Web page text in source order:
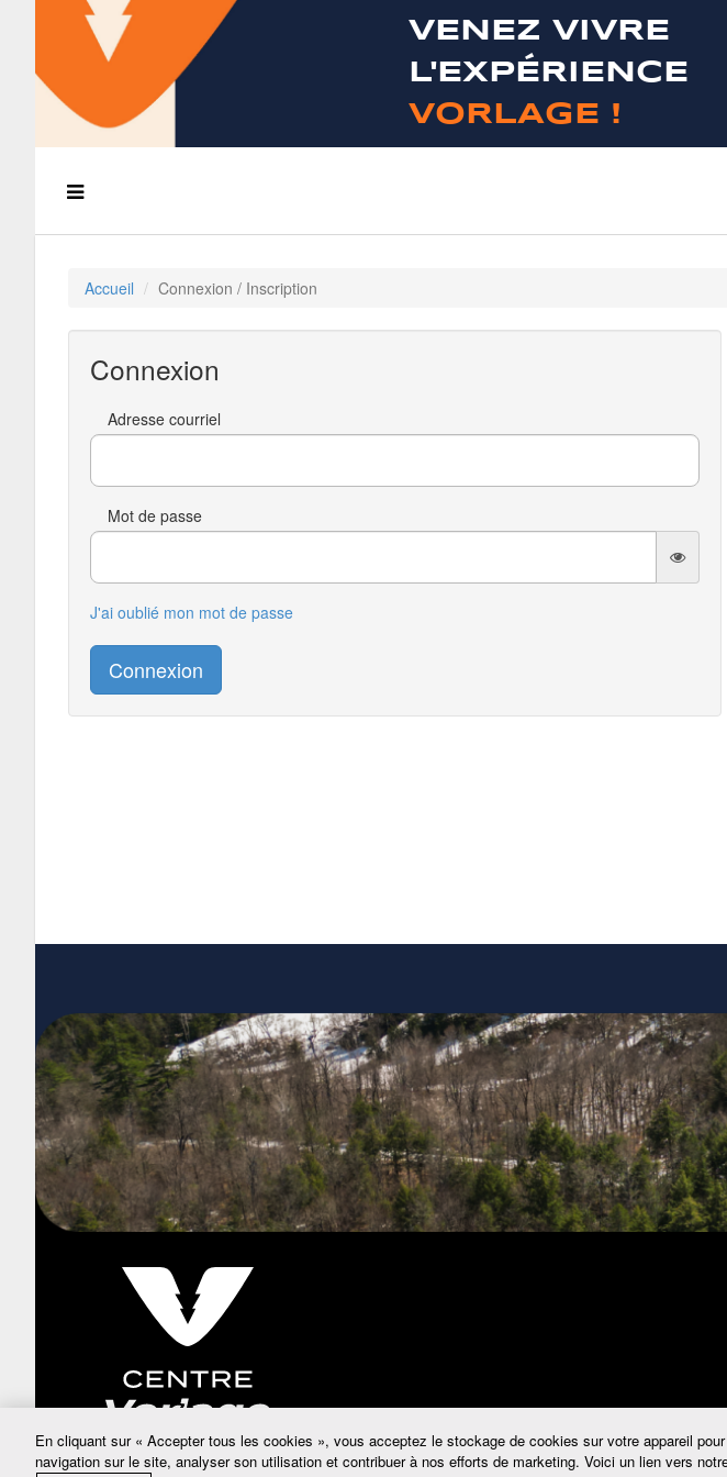
VENEZ VIVRE
L'EXPÉRIENCE
VORLAGE !
Accueil Connexion / Inscription
Connexion
Adresse courriel
Mot de passe
J'ai oublié mon mot de passe
Connexion
En cliquant sur « Accepter tous les cookies », vous acceptez le stockage de cookies sur votre appareil
navigation sur le site, analyser son utilisation et contribuer à nos efforts de marketing. Voici un lien vers